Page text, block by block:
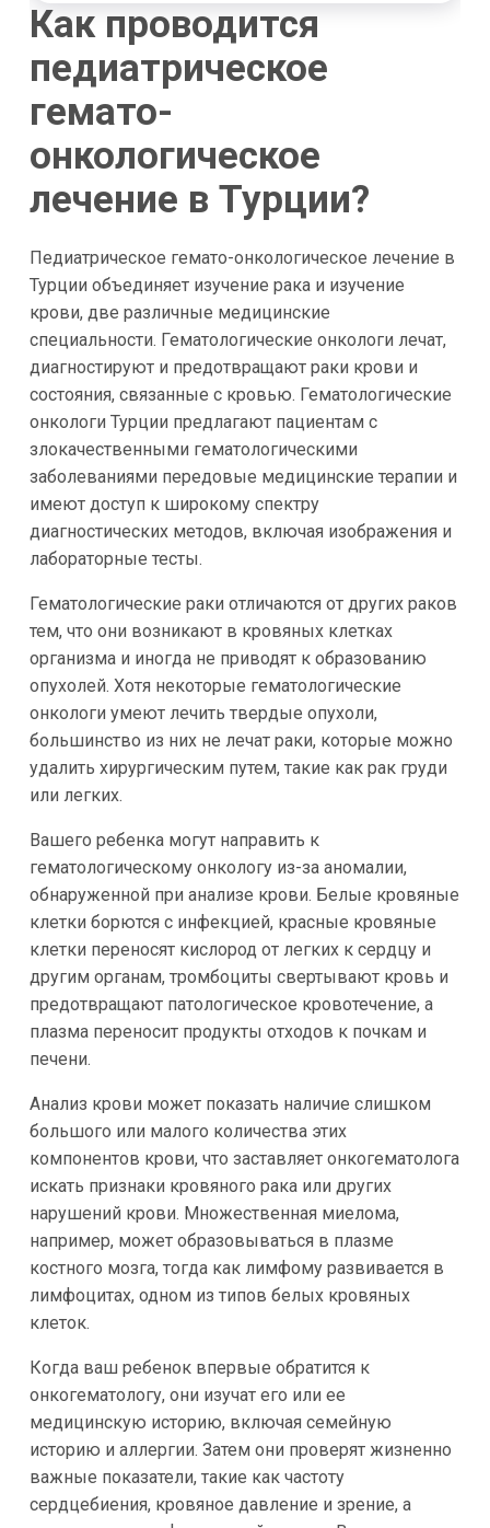
Как проводится
педиатрическое
гемато-
онкологическое
лечение в Турции?
Педиатрическое гемато-онкологическое лечение в
Турции объединяет изучение рака и изучение
крови, две различные медицинские
специальности. Гематологические онкологи лечат,
диагностируют и предотвращают раки крови и
состояния, связанные с кровью. Гематологические
онкологи Турции предлагают пациентам с
злокачественными гематологическими
заболеваниями передовые медицинские терапии и
имеют доступ к широкому спектру
диагностических методов, включая изображения и
лабораторные тесты.
Гематологические раки отличаются от других раков
тем, что они возникают в кровяных клетках
организма и иногда не приводят к образованию
опухолей. Хотя некоторые гематологические
онкологи умеют лечить твердые опухоли,
большинство из них не лечат раки, которые можно
удалить хирургическим путем, такие как рак груди
или легких.
Вашего ребенка могут направить к
гематологическому онкологу из-за аномалии,
обнаруженной при анализе крови. Белые кровяные
клетки борются с инфекцией, красные кровяные
клетки переносят кислород от легких к сердцу и
другим органам, тромбоциты свертывают кровь и
предотвращают патологическое кровотечение, а
плазма переносит продукты отходов к почкам и
печени.
Анализ крови может показать наличие слишком
большого или малого количества этих
компонентов крови, что заставляет онкогематолога
искать признаки кровяного рака или других
нарушений крови. Множественная миелома,
например, может образовываться в плазме
костного мозга, тогда как лимфому развивается в
лимфоцитах, одном из типов белых кровяных
клеток.
Когда ваш ребенок впервые обратится к
онкогематологу, они изучат его или ее
медицинскую историю, включая семейную
историю и аллергии. Затем они проверят жизненно
важные показатели, такие как частоту
сердцебиения, кровяное давление и зрение, а